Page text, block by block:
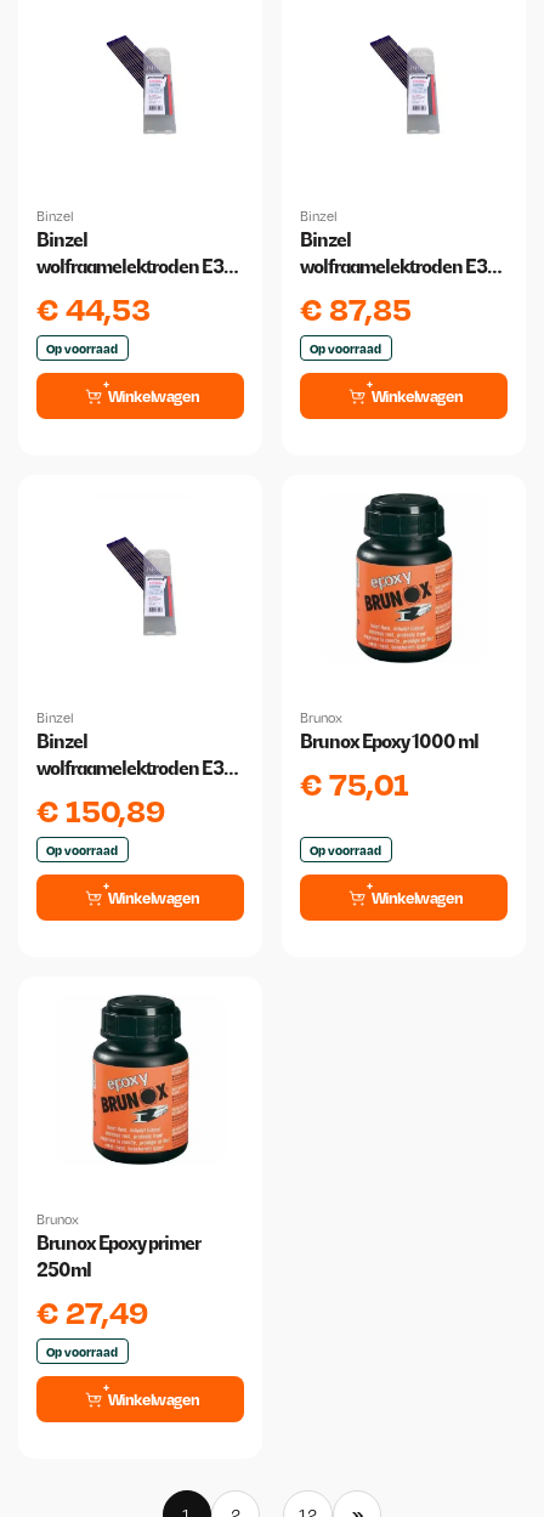
Binzel
Binzel
wolfraamelektroden E3
€44,53
Op voorraad
Winkelwagen
Binzel
Binzel
wolfraamelektroden E3
stuks
€87,85
Op voorraad
Winkelwagen
Binzel
Binzel
wolfraamelektroden E3
€150,89
Op voorraad
Winkelwagen
Brunox
Brunox Epoxy 1000 ml
€75,01
Op voorraad
Winkelwagen
Brunox
Brunox Epoxy primer
250ml
€27,49
Op voorraad
Winkelwagen